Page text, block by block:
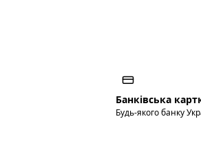
Банківська
Будь-якого банку